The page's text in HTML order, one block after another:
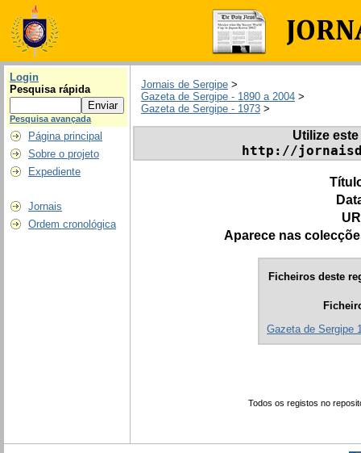
Login
Pesquisa rápida
Pesquisa avançada
Página principal
Sobre o projeto
Expediente
Jornais
Ordem cronológica
Jornais de Sergipe >
Gazeta de Sergipe - 1890 a 2004 >
Gazeta de Sergipe - 1973 >
Utilize
http://
Aparece nas
Ficheiros deste
Gazeta de Sergipe
Todos os registos no